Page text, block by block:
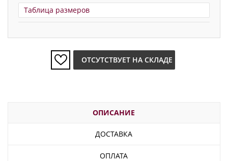
Таблица размеров
ОТСУТСТВУЕТ НА СКЛАДЕ
ОПИСАНИЕ
ДОСТАВКА
ОПЛАТА